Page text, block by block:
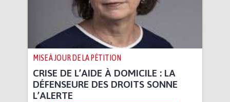
MISE À JOUR DE LA PÉTITION
CRISE DE L’AIDE À DOMICILE : LA
DÉFENSEURE DES DROITS SONNE
L’ALERTE